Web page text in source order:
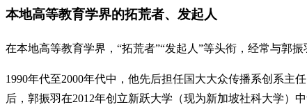
本地高等教育学界的拓荒者、发起人
在本地高等教育学界，“拓荒者”“发起人”等头衔，经常与郭振
1990年代至2000年代中，他先后担任国大大众传播系创系
后，郭振羽在2012年创立新跃大学（现为新加坡社科大学）